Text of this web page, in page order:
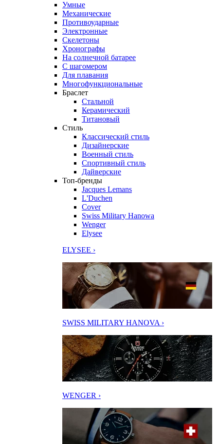
Умные
Механические
Противоударные
Электронные
Скелетоны
Хронографы
На солнечной батарее
С шагомером
Для плавания
Многофункциональные
Браслет
Стальной
Керамический
Титановый
Стиль
Классический стиль
Дизайнерские
Военный стиль
Спортивный стиль
Дайверские
Топ-бренды
Jacques Lemans
L'Duchen
Cover
Swiss Military Hanowa
Wenger
Elysee
ELYSEE ›
SWISS MILITARY HANOVA ›
WENGER ›